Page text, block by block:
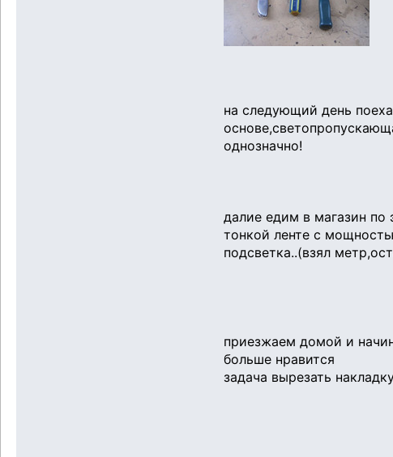
на следующий день
однозначно!
далие едим в магазин по
тонкой ленте с
подсветка..(взял
приезжаем домой и
больше нравится
задача вырезать